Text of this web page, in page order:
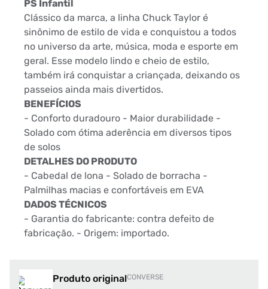
PS Infantil
Clássico da marca, a linha Chuck Taylor é
sinônimo de estilo de vida e conquistou a todos
no universo da arte, música, moda e esporte em
geral. Esse modelo lindo e cheio de estilo,
também irá conquistar a criançada, deixando os
passeios ainda mais divertidos.
BENEFÍCIOS
- Conforto duradouro - Maior durabilidade -
Solado com ótima aderência em diversos tipos
de solos
DETALHES DO PRODUTO
- Cabedal de lona - Solado de borracha -
Palmilhas macias e confortáveis em EVA
DADOS TÉCNICOS
- Garantia do fabricante: contra defeito de
fabricação. - Origem: importado.
Produto originalCONVERSE